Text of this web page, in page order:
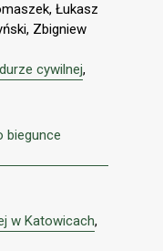
Łukasz
Zbigniew
cywilnej,
biegunce
w Katowicach,